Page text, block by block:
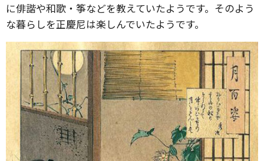
に俳諧や和歌・筝などを教えていたようです。そのよう
な暮らしを正慶尼は楽しんでいたようです。